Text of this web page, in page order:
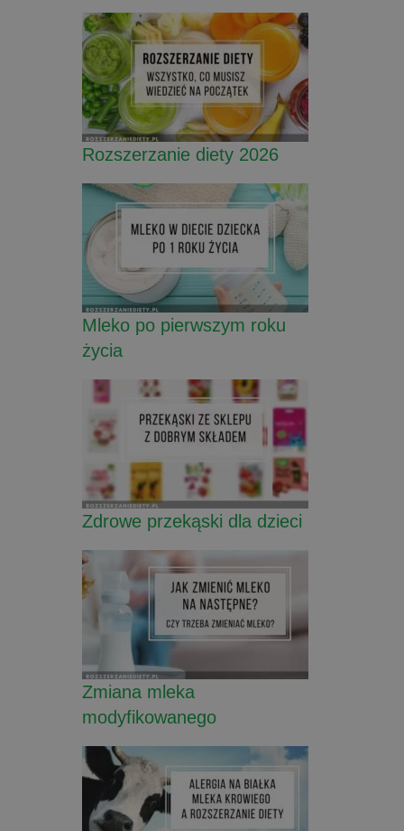
Rozszerzanie diety 2026
Mleko po pierwszym roku
życia
Zdrowe przekąski dla dzieci
Zmiana mleka
modyfikowanego